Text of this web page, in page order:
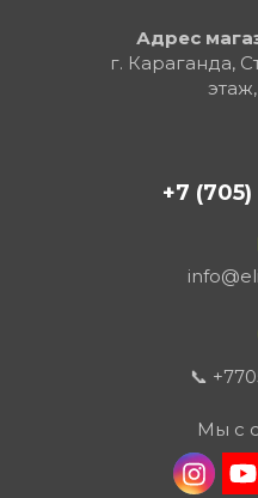
Адрес
г. Караганда,
+7
📞
Мы с